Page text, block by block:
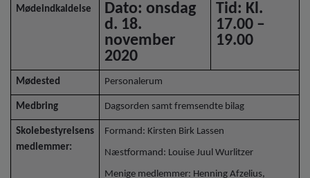
Mødeindkaldelse
Dato: onsdag
d. 18.
november
2020
Tid: Kl.
17.00 –
19.00
Mødested Personalerum
Medbring Dagsorden samt fremsendte bilag
Skolebestyrelsens
medlemmer:
Formand: Kirsten Birk Lassen
Næstformand: Louise Juul Wurlitzer
Menige medlemmer: Henning Afzelius,